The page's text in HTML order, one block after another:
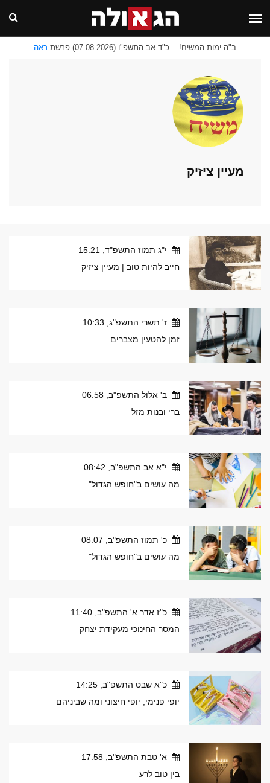
ב"ה ימות המשיח! כ"ד אב התשפ"ו (07.08.2026) פרשת ראה
מעיין ציזיק
י"ג תמוז התשפ"ד, 15:21
חייב להיות טוב | מעיין ציזיק
ז' תשרי התשפ"ג, 10:33
זמן להטעין מצברים
ב' אלול התשפ"ב, 06:58
ברי ובנות מזל
י"א אב התשפ"ב, 08:42
מה עושים ב"חופש הגדול"
כ' תמוז התשפ"ב, 08:07
מה עושים ב"חופש הגדול"
כ"ז אדר א' התשפ"ב, 11:40
המסר החינוכי מעקידת יצחק
כ"א שבט התשפ"ב, 14:25
יופי פנימי, יופי חיצוני ומה שביניהם
א' טבת התשפ"ב, 17:58
בין טוב לרע